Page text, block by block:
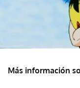
Más información